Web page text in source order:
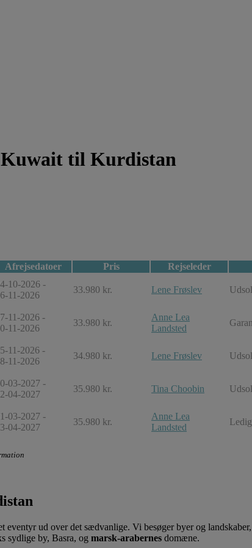
til Kurdistan
Afrejsedatoer Pris Rejseleder
10-2026 -
11-2026
33.980 kr. Lene Frøslev
11-2026 -
11-2026
33.980 kr.
Anne Lea
Landsted
11-2026 -
11-2026
34.980 kr. Lene Frøslev
03-2027 -
04-2027
35.980 kr. Tina Choobin
03-2027 -
04-2027
35.980 kr.
Anne Lea
Landsted
eventyr ud over det sædvanlige. Vi besøger byer og
sydlige by, Basra, og marsk-arabernes domæne.